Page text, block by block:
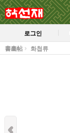
로그인
書畵帖 화첩류